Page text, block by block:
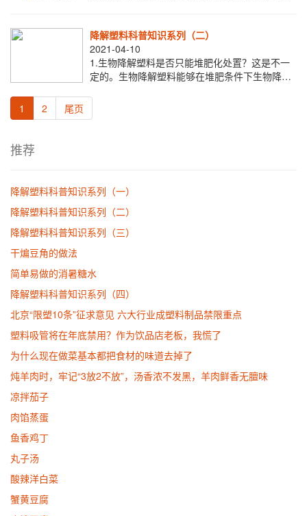
学
降解塑料科普知识系列（二）
2021-04-10
1.生物降解塑料是否只能堆肥化处置？这是不一
定的。生物降解塑料能够在堆肥条件下生物降
物降
1 2 尾页
推荐
降解塑料科普知识系列（一）
降解塑料科普知识系列（二）
降解塑料科普知识系列（三）
干煸豆角的做法
简单易做的消暑糖水
降解塑料科普知识系列（四）
北京“限塑10条”征求意见 六大行业成塑料制品禁限重点
塑料吸管将在年底禁用？作为饮品店老板，我慌了
为什么现在做菜基本都把食材的味道去掉了
炖羊肉时，牢记“3放2不放”，汤香浓不发黑，羊肉鲜香无膻味
凉拌茄子
肉馅蒸蛋
鱼香鸡丁
丸子汤
酸辣洋白菜
蟹黄豆腐